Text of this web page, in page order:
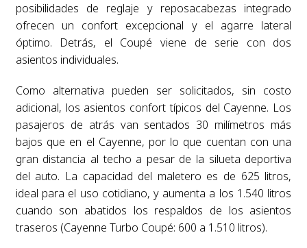
posibilidades de reglaje y reposacabezas integrado
ofrecen un confort excepcional y el agarre lateral
óptimo. Detrás, el Coupé viene de serie con dos
asientos individuales.
Como alternativa pueden ser solicitados, sin costo
adicional, los asientos confort típicos del Cayenne. Los
pasajeros de atrás van sentados 30 milímetros más
bajos que en el Cayenne, por lo que cuentan con una
gran distancia al techo a pesar de la silueta deportiva
del auto. La capacidad del maletero es de 625 litros,
ideal para el uso cotidiano, y aumenta a los 1.540 litros
cuando son abatidos los respaldos de los asientos
traseros (Cayenne Turbo Coupé: 600 a 1.510 litros).